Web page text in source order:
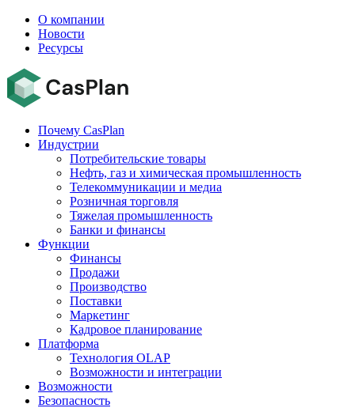
О компании
Новости
Ресурсы
Почему CasPlan
Индустрии
Потребительские товары
Нефть, газ и химическая промышленность
Телекоммуникации и медиа
Розничная торговля
Тяжелая промышленность
Банки и финансы
Функции
Финансы
Продажи
Производство
Поставки
Маркетинг
Кадровое планирование
Платформа
Технология OLAP
Возможности и интеграции
Возможности
Безопасность